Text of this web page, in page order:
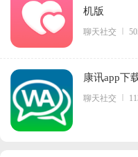
机版
聊天社交
康讯app下
聊天社交